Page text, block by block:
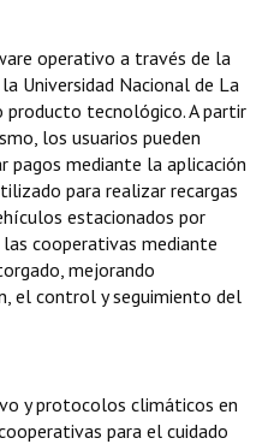
operativo a través de la
Universidad Nacional de La
tecnológico. A partir
los usuarios pueden
pagos mediante la aplicación
para realizar recargas
estacionados por
cooperativas mediante
mejorando
el control y seguimiento del
y protocolos climáticos en
para el cuidado